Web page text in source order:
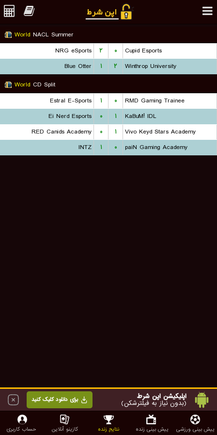
اپلیکیشن اپن شرط
(بدون نیاز به فیلترشکن) برای دانلود کلیک کنید
World NACL Summer
NRG eSports
۲ ۰
Cupid Esports
Blue Otter
۱ ۲
Winthrop University
World CD Split
Estral E-Sports
۱ ۰
RMD Gaming Trainee
Ei Nerd Esports
۰ ۱
KaBuM! IDL
RED Canids Academy
۰ ۱
Vivo Keyd Stars Academy
INTZ
۱ ۰ paiN Gaming Academy
پیش بینی ورزشی پیش بینی زنده نتایج زنده کازینو آنلاین حساب کاربری